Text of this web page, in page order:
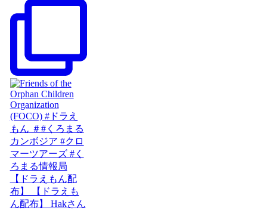
【ドラえもん配
布】 【ドラえも
ん配布】 Hakさん